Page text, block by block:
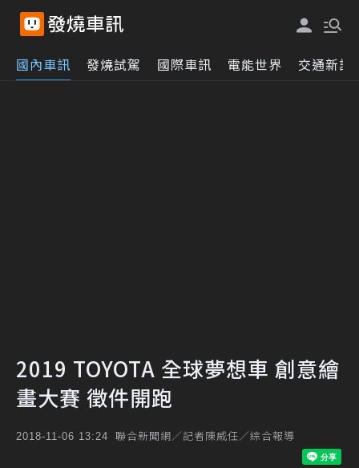
國內車訊 發燒試駕 國際車訊 電能世界 交通新訊
2019 TOYOTA 全球夢想車 創意繪
畫大賽 徵件開跑
2018-11-06 13:24 聯合新聞網／記者陳威任／綜合報導